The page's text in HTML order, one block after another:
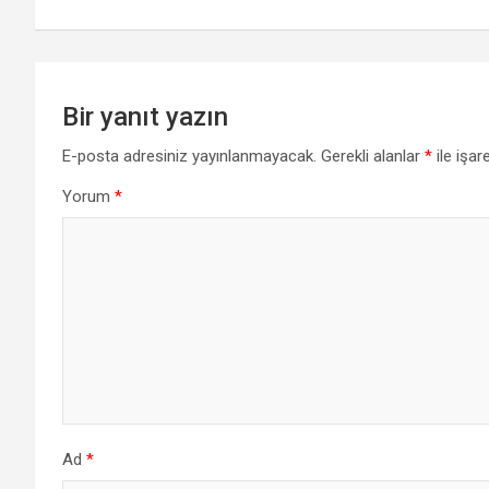
Bir yanıt yazın
E-posta adresiniz yayınlanmayacak. Gerekli alanlar * ile
Yorum *
Ad *